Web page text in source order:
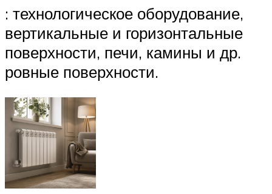
: технологическое оборудование,
вертикальные и горизонтальные
поверхности, печи, камины и др.
ровные поверхности.